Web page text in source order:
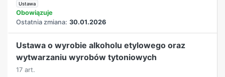
Ustawa
Obowiązuje
Ostatnia zmiana: 30.01.2026
Ustawa o wyrobie alkoholu etylowego oraz
wytwarzaniu wyrobów tytoniowych
17 art.